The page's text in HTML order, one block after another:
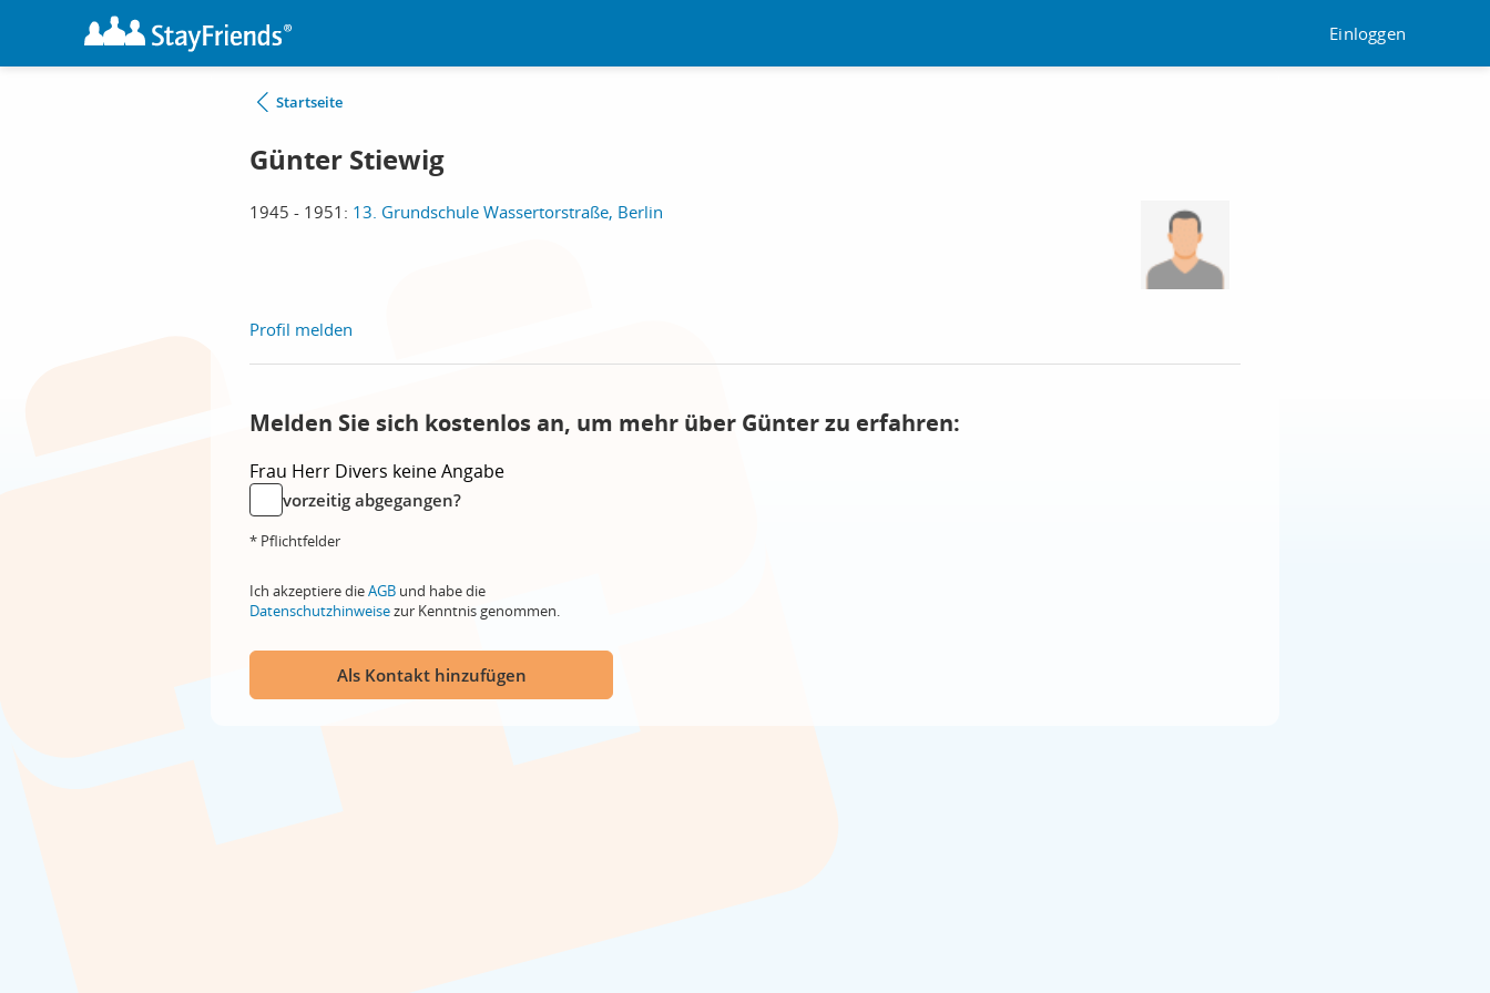
Einloggen
Startseite
Günter Stiewig
1945 - 1951: 13. Grundschule Wassertorstraße, Berlin
Profil melden
Melden Sie sich kostenlos an, um mehr über Günter zu erfahren:
Frau Herr Divers keine Angabe
vorzeitig abgegangen?
* Pflichtfelder
Ich akzeptiere dieAGB und habe die
Datenschutzhinweisezur Kenntnis genommen.
Als Kontakt hinzufügen